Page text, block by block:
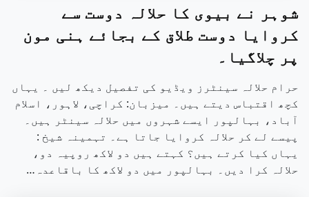
شوہر نے بیوی کا حلالہ دوست سے
کروایا دوست طلاق کے بجائے ہنی مون
پر چلاگیا۔
حرام حلالہ سینٹرز ویڈیو کی تفصیل دیکھ لیں ۔ یہاں
کچھ اقتباس دیتے ہیں۔ میزبان: کراچی، لاہور، اسلام
آباد، بہالپور ایسے شہروں میں حلالہ سینٹر ہیں۔
پیسے لے کر حلالہ کروایا جاتا ہے۔ تہمینہ شیخ :
یہاں کیا کرتے ہیں؟ کہتے ہیں دو لاکھ روپیہ دو،
حلالہ کرا دیں۔ بہالپور میں دو لاکھ کا باقاعدہ…